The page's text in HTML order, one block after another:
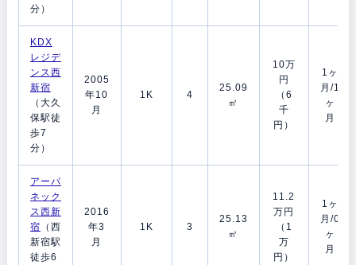
分）
KDX
レジデ
ンス西
新宿
（大久
保駅徒
歩7
分）
2005
年10
月
1K 4
25.09
㎡
10万
円
（6
千
円）
1ヶ
月/1
ヶ
月
アーバ
ネック
ス西新
宿 （西
新宿駅
徒歩6
2016
年3
月
1K 3
25.13
㎡
11.2
万円
（1
万
円）
1ヶ
月/0
ヶ
月